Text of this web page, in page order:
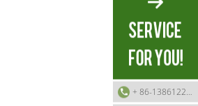
+ 86-13861226618